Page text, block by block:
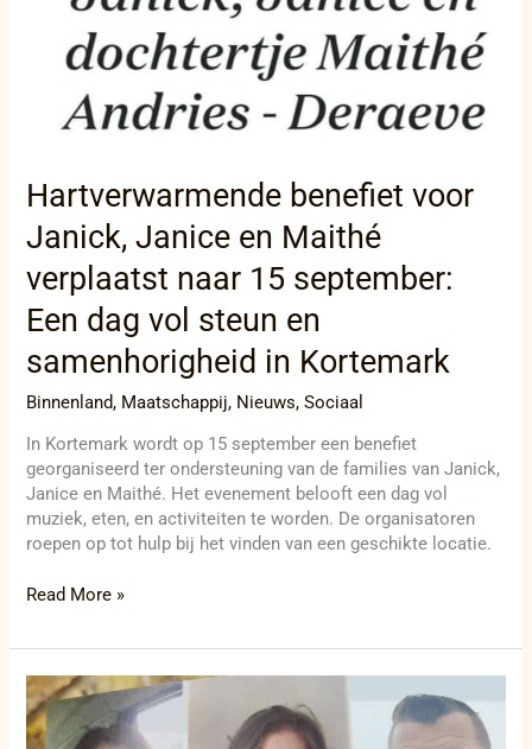
Hartverwarmende benefiet voor
Janick, Janice en Maithé
verplaatst naar 15 september:
Een dag vol steun en
samenhorigheid in Kortemark
Binnenland, Maatschappij, Nieuws,Sociaal
In Kortemark wordt op 15 september een benefiet
georganiseerd ter ondersteuning van de families van Janick,
Janice en Maithé. Het evenement belooft een dag vol
muziek, eten, en activiteiten te worden. De organisatoren
roepen op tot hulp bij het vinden van een geschikte locatie.
Kortemark
Read More »
Onvergeeflijke
tragedie
in